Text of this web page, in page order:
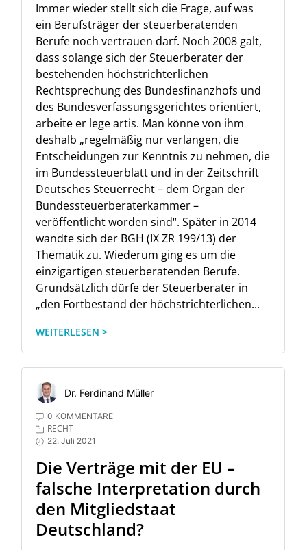
Immer wieder stellt sich die Frage, auf was
ein Berufsträger der steuerberatenden
Berufe noch vertrauen darf. Noch 2008 galt,
dass solange sich der Steuerberater der
bestehenden höchstrichterlichen
Rechtsprechung des Bundesfinanzhofs und
des Bundesverfassungsgerichtes orientiert,
arbeite er lege artis. Man könne von ihm
deshalb „regelmäßig nur verlangen, die
Entscheidungen zur Kenntnis zu nehmen, die
im Bundessteuerblatt und in der Zeitschrift
Deutsches Steuerrecht – dem Organ der
Bundessteuerberaterkammer –
veröffentlicht worden sind“. Später in 2014
wandte sich der BGH (IX ZR 199/13) der
Thematik zu. Wiederum ging es um die
einzigartigen steuerberatenden Berufe.
Grundsätzlich dürfe der Steuerberater in
„den Fortbestand der höchstrichterlichen...
WEITERLESEN >
Dr. Ferdinand Müller
0 KOMMENTARE
RECHT
22. Juli 2021
Die Verträge mit der EU –
falsche Interpretation durch
den Mitgliedstaat
Deutschland?